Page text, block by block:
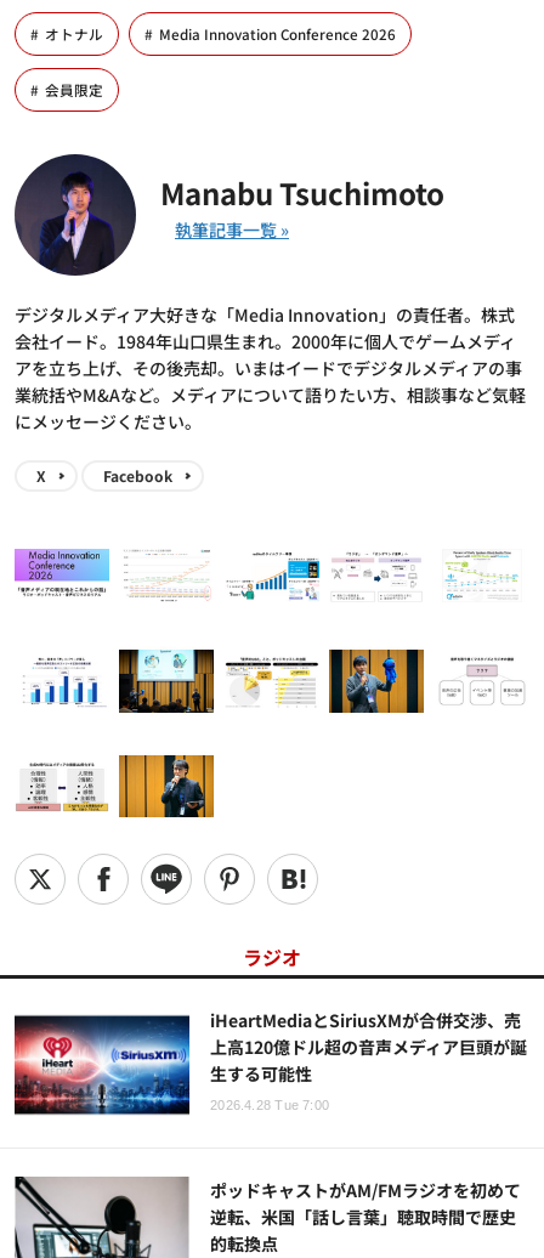
オトナル Media Innovation Conference 2026
会員限定
Manabu Tsuchimoto
デジタルメディア大好きな「Media Innovation」の責任者。株式
会社イード。1984年山口県生まれ。2000年に個人でゲームメディ
アを立ち上げ、その後売却。いまはイードでデジタルメディアの事
業統括やM&Aなど。メディアについて語りたい方、相談事など気軽
にメッセージください。
X Facebook
ラジオ
iHeartMediaとSiriusXMが合併交渉、売
上高120億ドル超の音声メディア巨頭が誕
生する可能性
2026.4.28 Tue 7:00
ポッドキャストがAM/FMラジオを初めて
逆転、米国「話し言葉」聴取時間で歴史
的転換点